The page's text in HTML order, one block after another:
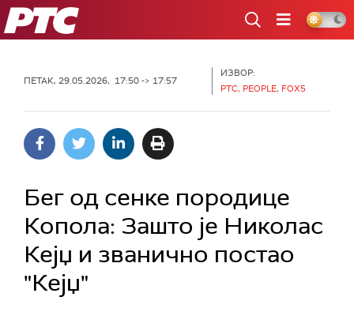
РТС
ПЕТАК, 29.05.2026, 17:50 -> 17:57
ИЗВОР:
РТС, PEOPLE, FOX5
Бег од сенке породице
Копола: Зашто је Николас
Кејџ и званично постао
"Кејџ"